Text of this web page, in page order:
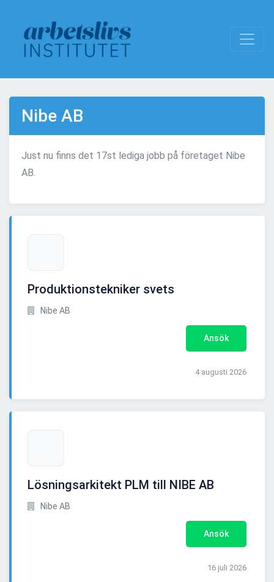
Nibe AB
Just nu finns det 17st lediga jobb på företaget Nibe
AB.
Produktionstekniker svets
Nibe AB
Ansök
4 augusti 2026
Lösningsarkitekt PLM till NIBE AB
Nibe AB
Ansök
16 juli 2026